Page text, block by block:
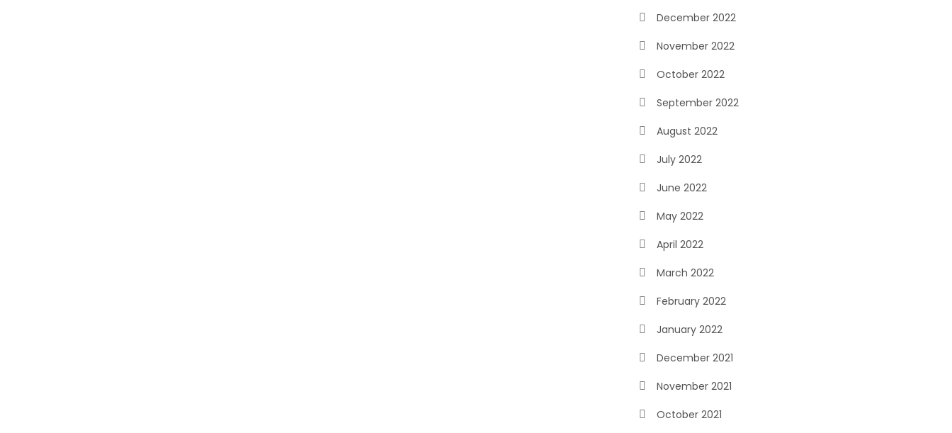
December 2022
November 2022
October 2022
September 2022
August 2022
July 2022
June 2022
May 2022
April 2022
March 2022
February 2022
January 2022
December 2021
November 2021
October 2021